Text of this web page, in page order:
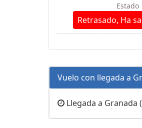
Estado
Retrasado, Ha
Vuelo con llegada a
Llegada a Granada